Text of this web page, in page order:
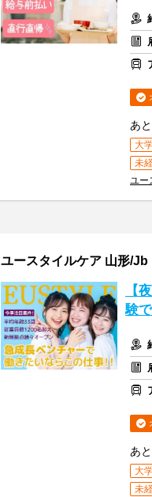
あと
大
未
ユー
ユースタイルケア 山形/Jb
【
験
あと
大
未